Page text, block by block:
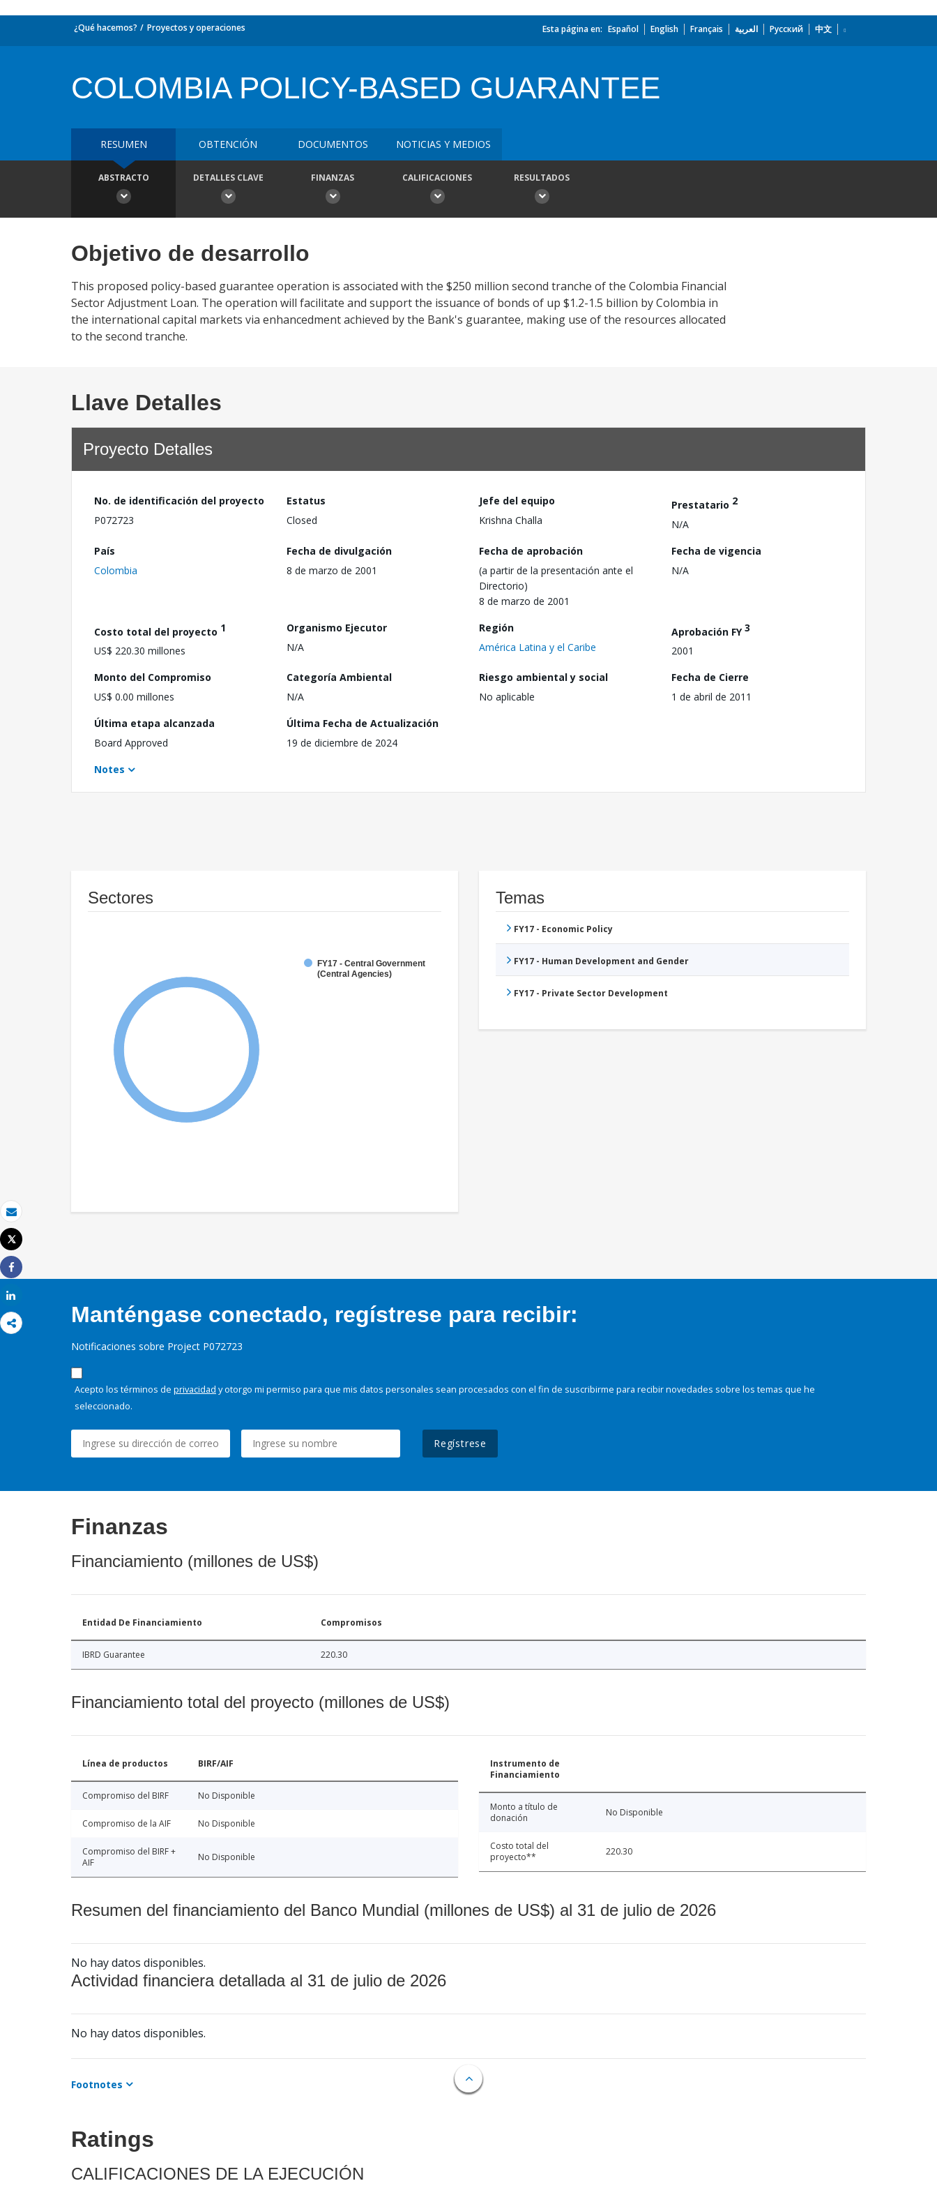
Correo electrónico
Imprimir
Tweet
Share
¿Qué hacemos? Proyectos y operaciones Esta página en: Español English Français العربية Русский 中文
COLOMBIA POLICY-BASED GUARANTEE
RESUMEN OBTENCIÓN DOCUMENTOS NOTICIAS Y MEDIOS
ABSTRACTO DETALLES CLAVE FINANZAS CALIFICACIONES RESULTADOS
Objetivo de desarrollo
This proposed policy-based guarantee operation is associated with the $250 million second tranche of the Colombia Financial
Sector Adjustment Loan. The operation will facilitate and support the issuance of bonds of up $1.2-1.5 billion by Colombia in
the international capital markets via enhancedment achieved by the Bank's guarantee, making use of the resources allocated
to the second tranche.
Llave Detalles
Proyecto Detalles
No. de identificación del proyecto
P072723
Estatus
Closed
Jefe del equipo
Krishna Challa
Prestatario 2
N/A
País
Colombia
Fecha de divulgación
8 de marzo de 2001
Fecha de aprobación
(a partir de la presentación ante el
Directorio)
8 de marzo de 2001
Fecha de vigencia
N/A
Costo total del proyecto 1
US$ 220.30 millones
Organismo Ejecutor
N/A
Región
América Latina y el Caribe
Aprobación FY3
2001
Monto del Compromiso
US$ 0.00 millones
Categoría Ambiental
N/A
Riesgo ambiental y social
No aplicable
Fecha de Cierre
1 de abril de 2011
Última etapa alcanzada
Board Approved
Última Fecha de Actualización
19 de diciembre de 2024
Notes
Sectores
FY17 - Central Government
(Central Agencies)
Temas
FY17 - Economic Policy
FY17 - Human Development and Gender
FY17 - Private Sector Development
Manténgase conectado, regístrese para recibir:
Notificaciones sobre Project P072723
Acepto los términos de privacidad y otorgo mi permiso para que mis datos personales sean procesados con el fin de suscribirme para recibir novedades sobre los temas que he
seleccionado.
Regístrese
Finanzas
Financiamiento (millones de US$)
Entidad De Financiamiento Compromisos
IBRD Guarantee 220.30
Financiamiento total del proyecto (millones de US$)
Línea de productos BIRF/AIF
Compromiso del BIRF No Disponible
Compromiso de la AIF No Disponible
Compromiso del BIRF +
AIF
No Disponible
Instrumento de
Financiamiento
Monto a título de
donación
No Disponible
Costo total del
proyecto**
220.30
Resumen del financiamiento del Banco Mundial (millones de US$) al 31 de julio de 2026
No hay datos disponibles.
Actividad financiera detallada al 31 de julio de 2026
No hay datos disponibles.
Footnotes
Ratings
CALIFICACIONES DE LA EJECUCIÓN